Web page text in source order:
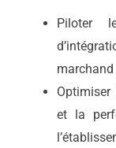
Piloter
marchand
et la